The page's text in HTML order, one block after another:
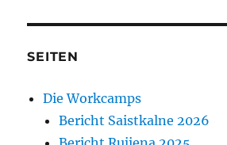
SEITEN
Die Workcamps
Bericht Saistkalne 2026